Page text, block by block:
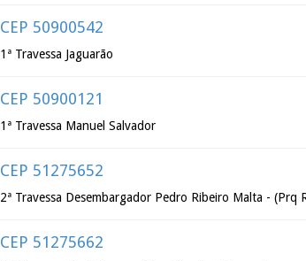
CEP 50900542
1ª Travessa Jaguarão
CEP 50900121
1ª Travessa Manuel Salvador
CEP 51275652
2ª Travessa Desembargador Pedro Ribeiro Malta - (Prq
CEP 51275662